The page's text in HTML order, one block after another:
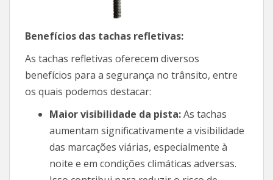
Benefícios das tachas refletivas:
As tachas refletivas oferecem diversos
benefícios para a segurança no trânsito, entre
os quais podemos destacar:
Maior visibilidade da pista:As tachas
aumentam significativamente a visibilidade
das marcações viárias, especialmente à
noite e em condições climáticas adversas.